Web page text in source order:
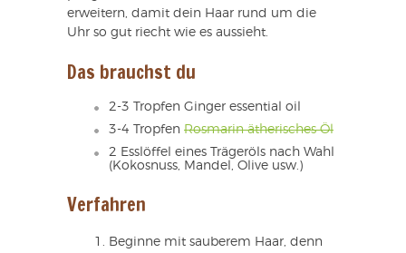
erweitern, damit dein Haar rund um die
Uhr so gut riecht wie es aussieht.
Das brauchst du
2-3 Tropfen Ginger essential oil
3-4 Tropfen Rosmarin ätherisches Öl
2 Esslöffel eines Trägeröls nach Wahl
(Kokosnuss, Mandel, Olive usw.)
Verfahren
Beginne mit sauberem Haar, denn